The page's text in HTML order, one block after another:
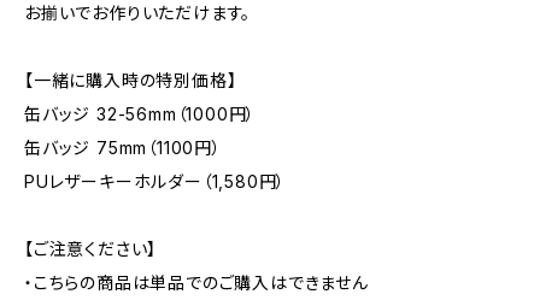
お揃いでお作りいただけます。
【一緒に購入時の特別価格】
缶バッジ 32-56mm（1000円）
缶バッジ 75mm（1100円）
PUレザーキーホルダー（1,580円）
【ご注意ください】
・こちらの商品は単品でのご購入はできません